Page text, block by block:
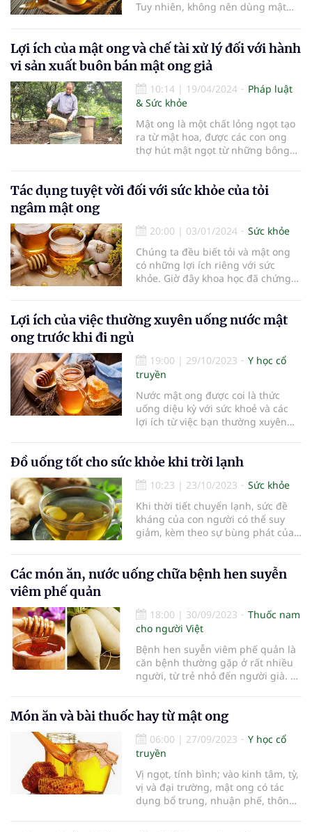
Tuy nhiên, không nên dùng mật
Lợi ích của mật ong và chế tài xử lý đối với hành
vi sản xuất buôn bán mật ong giả
10:14 | 19/04/2024
Pháp luật
& Sức khỏe
Mật ong là một chất lỏng ngọt tạo
ra từ mật hoa, được các con ong
thợ hút mật ngọt từ những bông
Tác dụng tuyệt vời đối với sức khỏe của tỏi
ngâm mật ong
20:00 | 03/01/2024
Sức khỏe
Chúng ta đều biết tỏi và mật ong
có những lợi ích riêng với sức
khỏe. Giờ đây khoa học đã chứng
Lợi ích của việc thường xuyên uống nước mật
ong trước khi đi ngủ
19:00 | 29/10/2023
Y học cổ
truyền
Nước mật ong được coi là thức
uống diệu kỳ với sức khoẻ và các
lợi ích từ việc bạn thường xuyên
Đồ uống tốt cho sức khỏe khi trời lạnh
10:23 | 23/10/2023
Sức khỏe
Khi thời tiết chuyển lạnh, sức đề
kháng của con người có thể suy
giảm, kèm theo sự bùng phát của
uống sau đây có thể giúp cơ thể
giữ ấm trong mùa lạnh, đồng thời
sức khỏe.
Các món ăn, nước uống chữa bệnh hen suyễn
viêm phế quản
18:00 | 30/09/2023
Thuốc nam
cho người Việt
Bệnh hen suyễn viêm phế quản là
căn bệnh thường gặp ở rất nhiều
người, từ trẻ nhỏ đến người già. Ở
uống được làm từ những loại cây,
trong vườn nhà để chữa bệnh.
Món ăn và bài thuốc hay từ mật ong
06:00 | 27/09/2023
Y học cổ
truyền
Vị ngọt, tính bình; vào kinh tâm, tỳ,
vị và đại trường, mật ong có tác
dụng bổ trung, nhuận phế, thông